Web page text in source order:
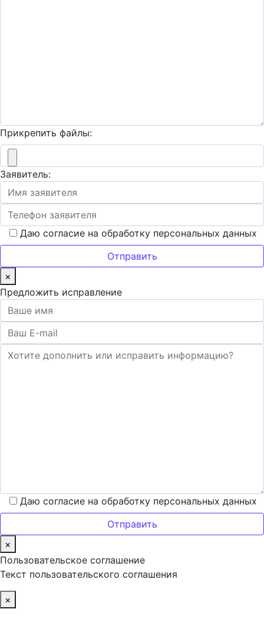
Прикрепить файлы:
Заявитель:
Даю согласие на обработку персональных данных
×
Предложить исправление
Даю согласие на обработку персональных данных
×
Пользовательское соглашение
Текст пользовательского соглашения
×